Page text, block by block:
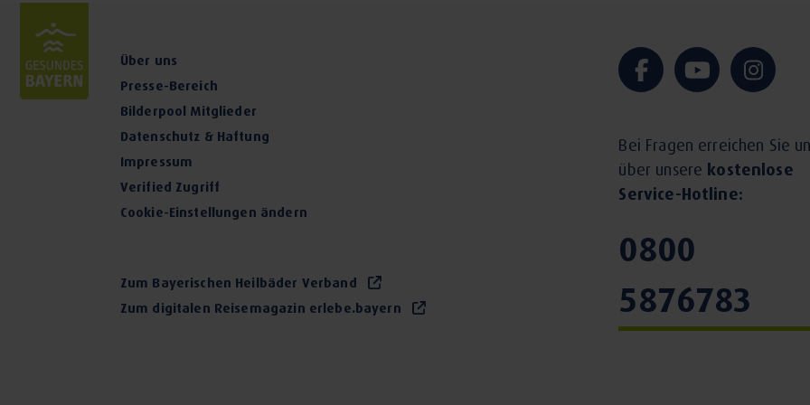
Massagen
Kosmetik & Beauty
Über uns
Presse-Bereich
Bilderpool Mitglieder
Datenschutz & Haftung
Impressum
Verified Zugriff
Cookie-Einstellungen ändern
Zum Bayerischen Heilbäder Verband
Zum digitalen Reisemagazin erlebe.bayern
Bei Fragen erreichen Sie
über unsere kostenlose
Service-Hotline:
0800
5876783